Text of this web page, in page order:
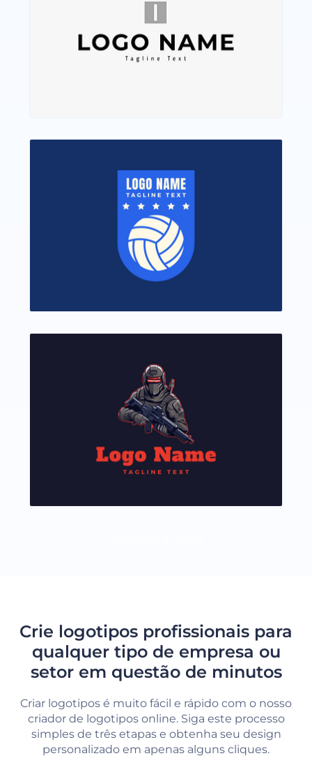
Crie logotipos profissionais para
qualquer tipo de empresa ou
setor em questão de minutos
Criar logotipos é muito fácil e rápido com o nosso
criador de logotipos online. Siga este processo
simples de três etapas e obtenha seu design
personalizado em apenas alguns cliques.